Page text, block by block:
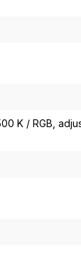
K / RGB,